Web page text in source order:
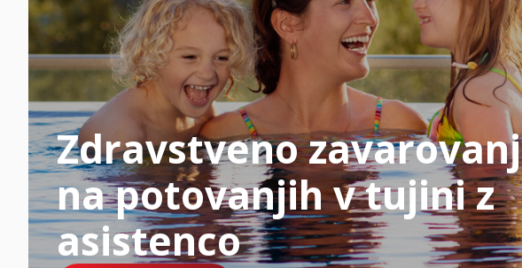
Zdravstveno
na potovanjih v tujini z
asistenco